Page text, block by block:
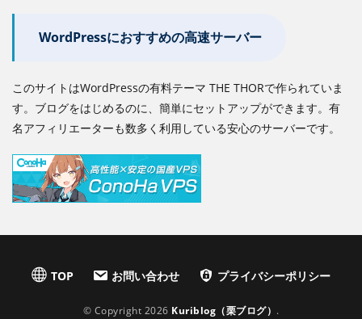
WordPressにおすすめの高速サーバー
このサイトはWordPressの有料テーマ THE THORで作られていま
す。ブログをはじめるのに、簡単にセットアップができます。有
名アフィリエーターも数多く利用している安心のサーバーです。
TOP お問い合わせ プライバシーポリシー
© Copyright 2026 Kuriblog（栗ブログ） .